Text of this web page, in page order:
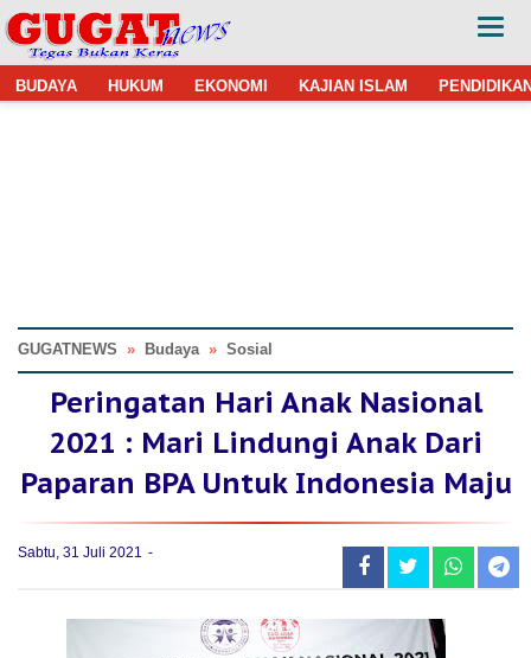
BUDAYA HUKUM EKONOMI KAJIAN ISLAM
GUGATNEWS » Budaya » Sosial
Peringatan Hari Anak Nasional
2021 : Mari Lindungi Anak Dari
Paparan BPA Untuk Indonesia Maju
Sabtu, 31 Juli 2021